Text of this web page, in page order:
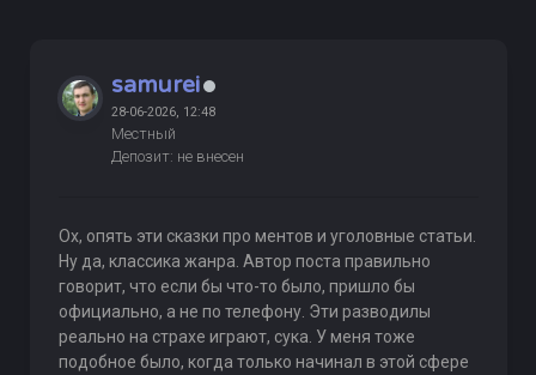
samurei
28-06-2026, 12:48
Местный
Депозит: не внесен
Ох, опять эти сказки про ментов и уголовные статьи.
Ну да, классика жанра. Автор поста правильно
говорит, что если бы что-то было, пришло бы
официально, а не по телефону. Эти разводилы
реально на страхе играют, сука. У меня тоже
подобное было, когда только начинал в этой сфере